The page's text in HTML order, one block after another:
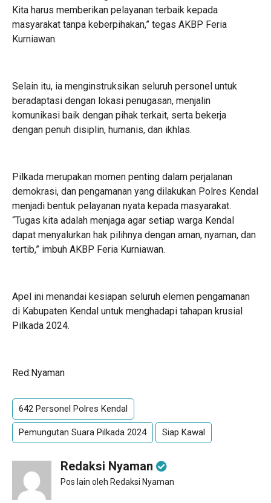
Kita harus memberikan pelayanan terbaik kepada
masyarakat tanpa keberpihakan,” tegas AKBP Feria
Kurniawan.
Selain itu, ia menginstruksikan seluruh personel untuk
beradaptasi dengan lokasi penugasan, menjalin
komunikasi baik dengan pihak terkait, serta bekerja
dengan penuh disiplin, humanis, dan ikhlas.
Pilkada merupakan momen penting dalam perjalanan
demokrasi, dan pengamanan yang dilakukan Polres Kendal
menjadi bentuk pelayanan nyata kepada masyarakat.
“Tugas kita adalah menjaga agar setiap warga Kendal
dapat menyalurkan hak pilihnya dengan aman, nyaman, dan
tertib,” imbuh AKBP Feria Kurniawan.
Apel ini menandai kesiapan seluruh elemen pengamanan
di Kabupaten Kendal untuk menghadapi tahapan krusial
Pilkada 2024.
Red:Nyaman
642 Personel Polres Kendal
Pemungutan Suara Pilkada 2024 Siap Kawal
Redaksi Nyaman
Pos lain oleh Redaksi Nyaman